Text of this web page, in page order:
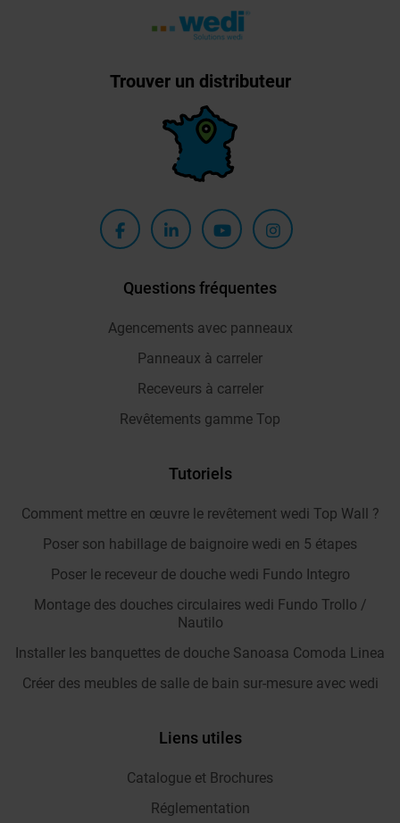
Trouver un distributeur
Questions fréquentes
Agencements avec panneaux
Panneaux à carreler
Receveurs à carreler
Revêtements gamme Top
Tutoriels
Comment mettre en œuvre le revêtement wedi Top Wall ?
Poser son habillage de baignoire wedi en 5 étapes
Poser le receveur de douche wedi Fundo Integro
Montage des douches circulaires wedi Fundo Trollo /
Nautilo
Installer les banquettes de douche Sanoasa Comoda Linea
Créer des meubles de salle de bain sur-mesure avec wedi
Liens utiles
Catalogue et Brochures
Réglementation